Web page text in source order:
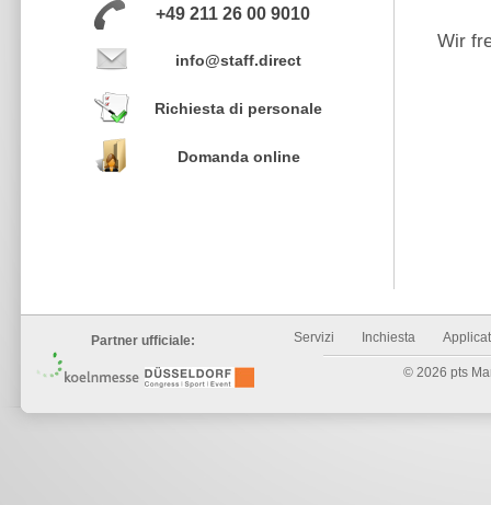
+49 211 26 00 9010
info@staff.direct
Richiesta di personale
Domanda online
Wir
Partner ufficiale: Servizi Inchiesta
© 2026 pts